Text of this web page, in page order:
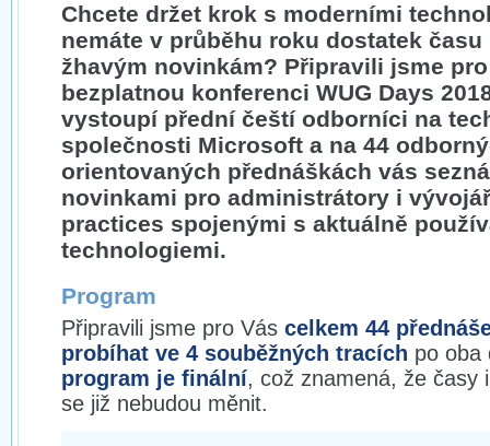
Chcete držet krok s moderními
nemáte v průběhu roku dostatek času
žhavým novinkám? Připravili jsme
bezplatnou konferenci WUG Days
vystoupí přední čeští odborníci na
společnosti Microsoft a na 44
orientovaných přednáškách vás
novinkami pro administrátory i
practices spojenými s aktuálně
technologiemi.
Program
Připravili jsme pro Vás celkem 44
probíhat ve 4 souběžných tracích po
program je finální, což znamená, že časy
se již nebudou měnit.